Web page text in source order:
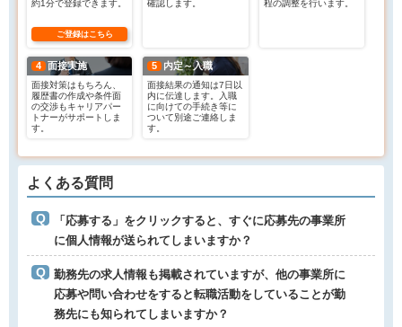
約1分で登録できます。
ご登録はこちら
確認します。 程の調整を行います。
4 面接実施
面接対策はもちろん、
履歴書の作成や条件面
の交渉もキャリアパー
トナーがサポートしま
す。
5 内定～入職
面接結果の通知は7日以
内に伝達します。入職
に向けての手続き等に
ついて別途ご連絡しま
す。
よくある質問
「応募する」をクリックすると、すぐに応募先の事業所
に個人情報が送られてしまいますか？
勤務先の求人情報も掲載されていますが、他の事業所に
応募や問い合わせをすると転職活動をしていることが勤
務先にも知られてしまいますか？